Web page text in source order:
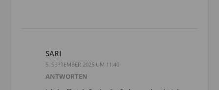
SARI
5. SEPTEMBER 2025 UM 11:40
ANTWORTEN